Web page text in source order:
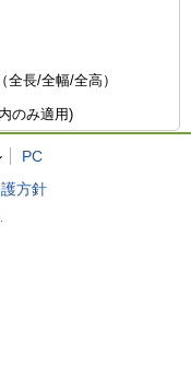
長/全幅/全高）
のみ適用)
PC
方針